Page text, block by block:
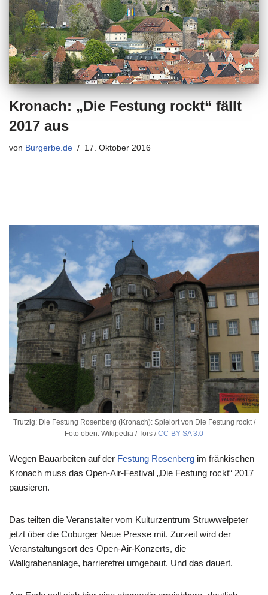
Kronach: „Die Festung rockt“ fällt
2017 aus
von Burgerbe.de 17. Oktober 2016
Trutzig: Die Festung Rosenberg (Kronach): Spielort von Die Festung rockt /
Foto oben: Wikipedia / Tors /CC-BY-SA 3.0
Wegen Bauarbeiten auf der Festung Rosenberg im fränkischen
Kronach muss das Open-Air-Festival „Die Festung rockt“ 2017
pausieren.
Das teilten die Veranstalter vom Kulturzentrum Struwwelpeter
jetzt über die Coburger Neue Presse mit. Zurzeit wird der
Veranstaltungsort des Open-Air-Konzerts, die
Wallgrabenanlage, barrierefrei umgebaut. Und das dauert.